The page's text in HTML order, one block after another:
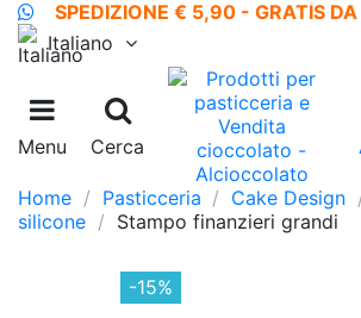
SPEDIZIONE € 5,90 - GRATIS
Italiano
Menu Cerca
Home Pasticceria Cake Design
silicone
Stampo finanzieri grandi
-15%